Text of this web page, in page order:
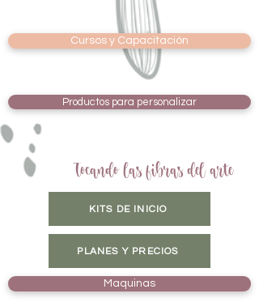
Cursos y Capacitación
Productos para personalizar
Tocando las fibras del arte
KITS DE INICIO
PLANES Y PRECIOS
Maquinas